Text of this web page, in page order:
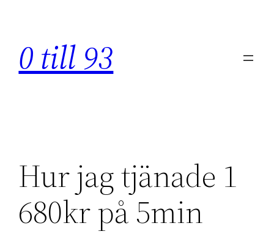
innehåll
0 till 93
Hur jag tjänade 1
680kr på 5min